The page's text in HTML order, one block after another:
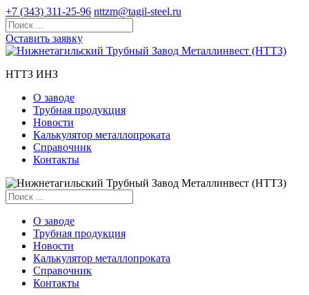
+7 (343) 311-25-96 nttzm@tagil-steel.ru
Оставить заявку
НТТЗ ИНЗ
О заводе
Трубная продукция
Новости
Калькулятор металлопроката
Справочник
Контакты
О заводе
Трубная продукция
Новости
Калькулятор металлопроката
Справочник
Контакты